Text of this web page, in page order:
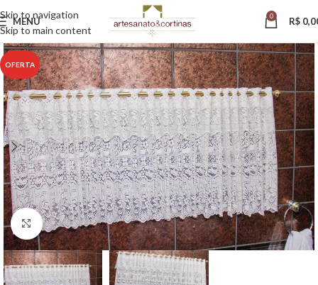
Skip to navigation
Skip to main content
MENU 0 R$
OFERTA
Clique para ampliar